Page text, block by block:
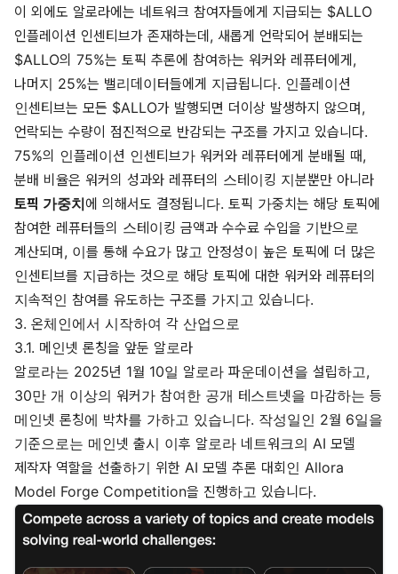
이 외에도 알로라에는 네트워크 참여자들에게 지급되는 $ALLO
인플레이션 인센티브가 존재하는데, 새롭게 언락되어 분배되는
$ALLO의 75%는 토픽 추론에 참여하는 워커와 레퓨터에게,
나머지 25%는 밸리데이터들에게 지급됩니다. 인플레이션
인센티브는 모든 $ALLO가 발행되면 더이상 발생하지 않으며,
언락되는 수량이 점진적으로 반감되는 구조를 가지고 있습니다.
75%의 인플레이션 인센티브가 워커와 레퓨터에게 분배될 때,
분배 비율은 워커의 성과와 레퓨터의 스테이킹 지분뿐만 아니라
토픽 가중치에 의해서도 결정됩니다. 토픽 가중치는 해당 토픽에
참여한 레퓨터들의 스테이킹 금액과 수수료 수입을 기반으로
계산되며, 이를 통해 수요가 많고 안정성이 높은 토픽에 더 많은
인센티브를 지급하는 것으로 해당 토픽에 대한 워커와 레퓨터의
지속적인 참여를 유도하는 구조를 가지고 있습니다.
3. 온체인에서 시작하여 각 산업으로
3.1. 메인넷 론칭을 앞둔 알로라
알로라는 2025년 1월 10일 알로라 파운데이션을 설립하고,
30만 개 이상의 워커가 참여한 공개 테스트넷을 마감하는 등
메인넷 론칭에 박차를 가하고 있습니다. 작성일인 2월 6일을
기준으로는 메인넷 출시 이후 알로라 네트워크의 AI 모델
제작자 역할을 선출하기 위한 AI 모델 추론 대회인 Allora
Model Forge Competition을 진행하고 있습니다.